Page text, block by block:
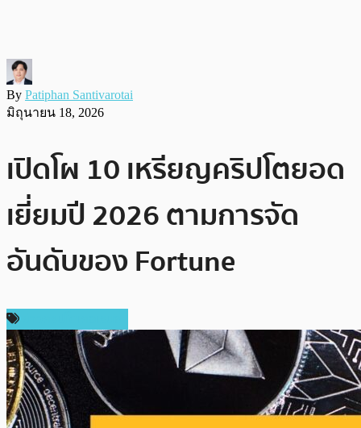
By Patiphan Santivarotai
มิถุนายน 18, 2026
เปิดโผ 10 เหรียญคริปโตยอด
เยี่ยมปี 2026 ตามการจัด
อันดับของ Fortune